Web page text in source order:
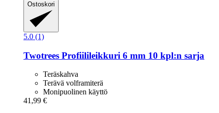
Ostoskori
5.0 (1)
Twotrees Profiilileikkuri 6 mm 10 kpl:n sarja
Teräskahva
Terävä volframiterä
Monipuolinen käyttö
41,99 €